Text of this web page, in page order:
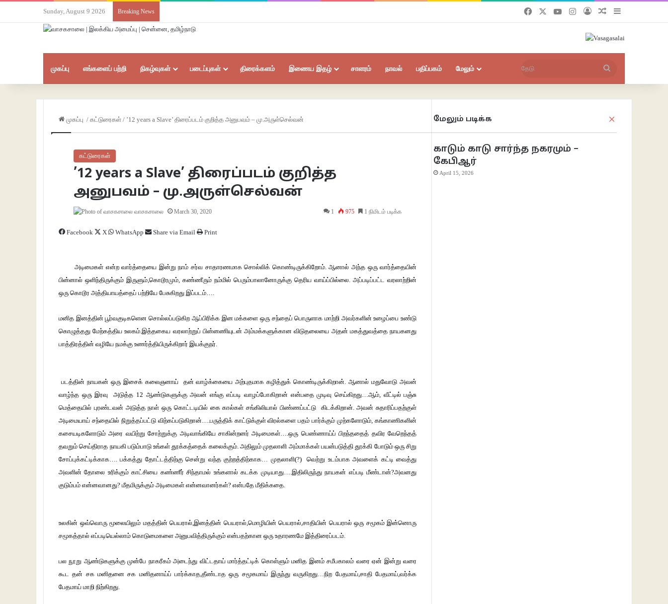
Sunday, August 9 2026 Breaking News FacebookYouTubeInstagramபுகுபதிகைசீரற்ற பதிவுகள்
Sidebar
முகப்பு எங்களைப் பற்றி நிகழ்வுகள் படைப்புகள் திரைக்களம் இணைய இதழ் சாளரம் நாவல் பதிப்பகம் மேலும்
முகப்பு / கட்டுரைகள் / ’12 years a Slave’ திரைப்படம் குறித்த அனுபவம் – மு.அருள்செல்வன்
கட்டுரைகள்
’12 years a Slave’ திரைப்படம் குறித்த
அனுபவம் – மு.அருள்செல்வன்
வாசகசாலை March 30, 2020 1 975 1 நிமிடம் படிக்க
Facebook X WhatsApp Share via Email Print
அடிமைகள் என்ற வார்த்தையை இன்று நாம் சர்வ சாதாரணமாக சொல்லிக் கொண்டிருக்கிறோம். ஆனால் அந்த ஒரு வார்த்தையின்
பின்னால் ஒளிந்திருக்கும் இருளும்,கொடூரமும், கண்ணீரும் நம்மில் பெரும்பாலானோருக்கு தெரிய வாய்ப்பில்லை. அப்படிப்பட்ட வரலாற்றின்
ஒரு கொடூர அத்தியாயத்தைப் பற்றியே பேசுகிறது இப்படம்….
மனித இனத்தின் பூர்வகுடிகளென சொல்லப்படுகிற ஆப்பிரிக்க இன மக்களை ஒரு சந்தைப் பொருளாக மாற்றி அவர்களின் உழைப்பை உண்டு
கொழுத்தது மேற்கத்திய உலகம்.இத்தகைய வரலாற்றுப் பின்னணியுடன் அம்மக்களுக்கான விடுதலையை அதன் மகத்துவத்தை நாயகனது
பாத்திரத்தின் வழியே நமக்கு உணர்த்தியிருக்கிறார் இயக்குநர்.
படத்தின் நாயகன் ஒரு இசைக் கலைஞனாய் தன் வாழ்க்கையை அற்புதமாக கழித்துக் கொண்டிருக்கிறான். ஆனால் மதுவோடு அவன்
வாழ்ந்த ஒரு இரவு அடுத்த 12 ஆண்டுகளுக்கு அவன் எங்கு எப்படி வாழப்போகிறான் என்பதை முடிவு செய்கிறது…ஆம், வீட்டில் பஞ்சு
மெத்தையில் புரண்டவன் அடுத்த நாள் ஒரு கொட்டடியில் கை கால்கள் சங்கிலியால் பிண்ணப்பட்டு கிடக்கிறான். அவன் சுதாரிப்பதற்குள்
அடிமையாய் சந்தையில் நிறுத்தப்பட்டு விற்கப்படுகிறான்….பருத்திக் காட்டுக்குள் விரல்களை பதம் பார்க்கும் முற்களோடும்,கங்காணிகளின்
கசையடிகளோடும் அரை வயிற்று சோற்றுக்கு அடிவாங்கியே சாகின்றனர் அடிமைகள்….ஒரு பெண்ணாய்ப் பிறந்ததைத் தவிர வேறெந்தத்
தவறும் செய்திராத நாயகி படும்பாடு உங்கள் தூக்கத்தைக் கலைக்கும். அதிலும் முதலாளி அம்மாக்கள் பயன்படுத்தி தூக்கி போடும் ஒரு சிறு
சோப்புக்கட்டிக்காக…. பக்கத்து தோட்டத்திற்கு சென்று வந்த குற்றத்திற்காக… முதலாளி(?)வெற்று உடம்பாக அவளைக் கட்டி வைத்து
அவளின் தோலை உரிக்கும் காட்சியை கண்ணீர் சிந்தாமல் உங்களால் கடக்க முடியாது….இதிலிருந்து நாயகன் எப்படி மீண்டான்?அவனது
குடும்பம் என்னவானது? மீதமிருக்கும் அடிமைகள் என்னவானர்கள்? என்பதே மீதிக்கதை.
உலகின் ஒவ்வொரு மூலையிலும் மதத்தின் பெயரால்,இனத்தின் பெயரால்,மொழியின் பெயரால்,சாதியின் பெயரால் ஒரு சமூகம் இன்னொரு
சமூகத்தால் எப்படியெல்லாம் கொடுமைகளை அனுபவித்திருக்கும் என்பதற்கான ஒரு உதாரணமே இத்திரைப்படம்.
பல நூறு ஆண்டுகளுக்கு முன்பே நாகரீகம் அடைந்து விட்டதாய் மார்த்தட்டிக் கொள்ளும் மனித இனம் சமீபகாலம் வரை ஏன் இன்று வரை
கூட தன் சக மனிதனை சக மனிதனாய்ப் பார்க்காத,தீண்டாத ஒரு சமூகமாய் இருந்து வருகிறது…நிற பேதமாய்,சாதி பேதமாய்,வர்க்க
பேதமாய் மாறி நிற்கிறது.
மேலும் படிக்க
காடும் காடு சார்ந்த நகரமும் –
கேபிஆர்
April 15, 2026